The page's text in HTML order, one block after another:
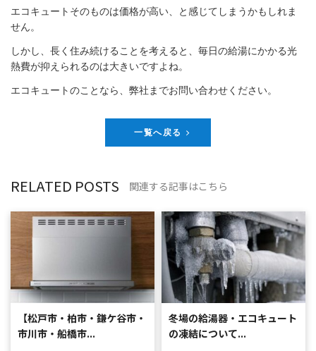
エコキュートそのものは価格が高い、と感じてしまうかもしれま
せん。
しかし、長く住み続けることを考えると、毎日の給湯にかかる光
熱費が抑えられるのは大きいですよね。
エコキュートのことなら、弊社までお問い合わせください。
一覧へ戻る
RELATED POSTS 関連する記事はこちら
【松戸市・柏市・鎌ケ谷市・
市川市・船橋市...
冬場の給湯器・エコキュート
の凍結について...